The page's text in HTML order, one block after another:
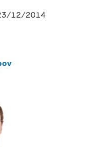
23/12/2014